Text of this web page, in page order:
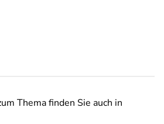
Thema finden Sie auch in